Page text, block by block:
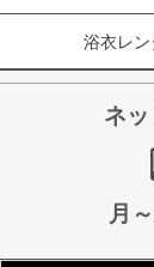
浴衣レン
ネ
月